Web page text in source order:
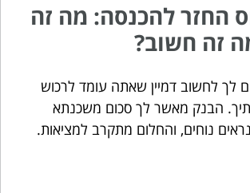
החזר להכנסה: מה זה
זה חשוב?
לך לחשוב דמיין שאתה עומד לרכוש
הבנק מאשר לך סכום משכנתא
נוחים, והחלום מתקרב למציאות.